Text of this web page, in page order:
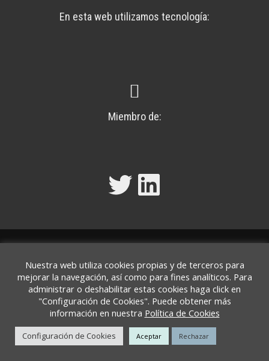
En esta web utilizamos tecnología:
Miembro de:
Twitter
LinkedIn
Cookies
BOLONIA ABOGACÍA Y ASESORÍA, S.L.P. © 2022. Todos los
derechos reservados.
Nuestra web utiliza cookies propias y de terceros para
mejorar la navegación, así como para fines analíticos. Para
administrar o deshabilitar estas cookies haga click en
"Configuración de Cookies". Puede obtener más
información en nuestra Política de Cookies
Configuración de Cookies Aceptar Rechazar